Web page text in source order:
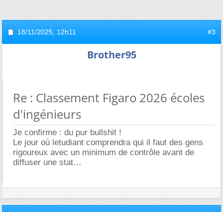
18/11/2025, 12h11 #3
Brother95
Re : Classement Figaro 2026 écoles
d'ingénieurs
Je confirme : du pur bullshit !
Le jour où letudiant comprendra qui il faut des gens
rigoureux avec un minimum de contrôle avant de
diffuser une stat